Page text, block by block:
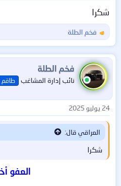
وهي تعمل على الكمبيوترات
بنظام ويندوز أو حتى أجهزة آبل
شكرا
ل
ت
ف
ا
ع
ا
ت
:
فخم الطلة
فخم الطلة
نائب إدارة المشاغب طاقم
24 يوليو 2025
العراقي قال:
شكرا
العفو